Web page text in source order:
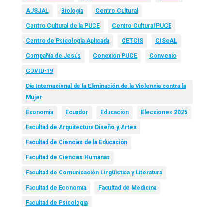
AUSJAL Biología Centro Cultural
Centro Cultural de la PUCE Centro Cultural PUCE
Centro de Psicología Aplicada CETCIS CISeAL
Compañía de Jesús Conexión PUCE Convenio
COVID-19
Día Internacional de la Eliminación de la Violencia contra la
Mujer
Economía Ecuador Educación Elecciones 2025
Facultad de Arquitectura Diseño y Artes
Facultad de Ciencias de la Educación
Facultad de Ciencias Humanas
Facultad de Comunicación Lingüística y Literatura
Facultad de Economía Facultad de Medicina
Facultad de Psicología